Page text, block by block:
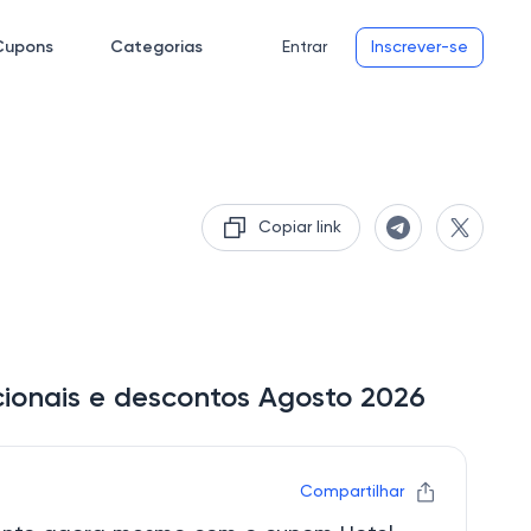
Categorias Entrar Inscrever-se
Copiar link
e descontos Agosto 2026
Compartilhar